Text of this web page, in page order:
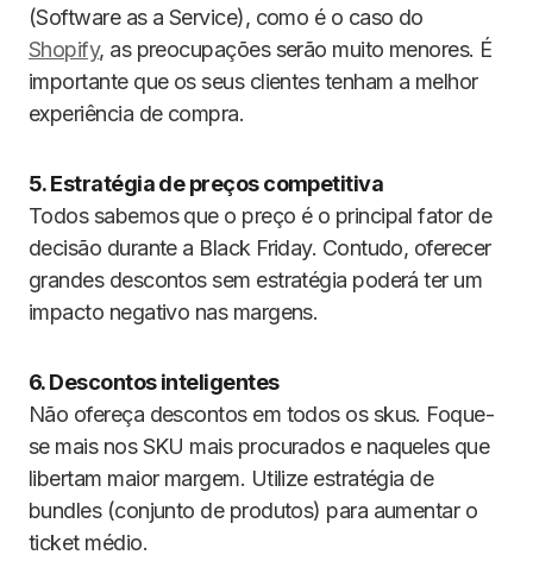
(Software as a Service), como é o caso do
Shopify, as preocupações serão muito menores. É
importante que os seus clientes tenham a melhor
experiência de compra.
5. Estratégia de preços competitiva
Todos sabemos que o preço é o principal fator de
decisão durante a Black Friday. Contudo, oferecer
grandes descontos sem estratégia poderá ter um
impacto negativo nas margens.
6. Descontos inteligentes
Não ofereça descontos em todos os skus. Foque-
se mais nos SKU mais procurados e naqueles que
libertam maior margem. Utilize estratégia de
bundles (conjunto de produtos) para aumentar o
ticket médio.